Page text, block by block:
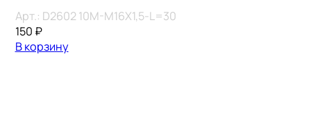
Арт.: D2602 10M-M16X1,5-L=30
150 ₽
В корзину